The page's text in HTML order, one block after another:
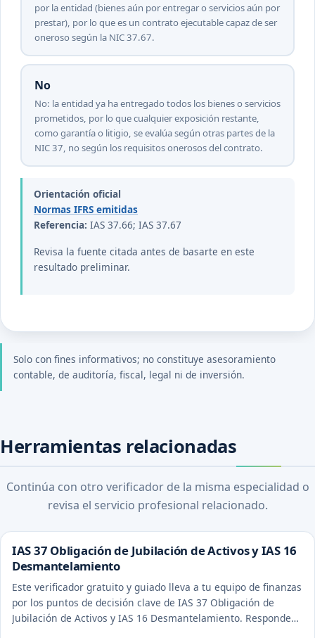
por la entidad (bienes aún por entregar o servicios aún por
prestar), por lo que es un contrato ejecutable capaz de ser
oneroso según la NIC 37.67.
No
No: la entidad ya ha entregado todos los bienes o servicios
prometidos, por lo que cualquier exposición restante,
como garantía o litigio, se evalúa según otras partes de la
NIC 37, no según los requisitos onerosos del contrato.
Orientación oficial
Normas IFRS emitidas
Referencia: IAS 37.66; IAS 37.67
Revisa la fuente citada antes de basarte en este
resultado preliminar.
Solo con fines informativos; no constituye asesoramiento
contable, de auditoría, fiscal, legal ni de inversión.
Herramientas relacionadas
Continúa con otro verificador de la misma especialidad o
revisa el servicio profesional relacionado.
IAS 37 Obligación de Jubilación de Activos y IAS 16
Desmantelamiento
Este verificador gratuito y guiado lleva a tu equipo de finanzas
por los puntos de decisión clave de IAS 37 Obligación de
Jubilación de Activos y IAS 16 Desmantelamiento. Responde